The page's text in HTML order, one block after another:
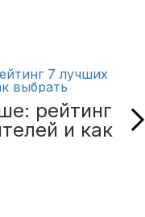
рейтинг
и как